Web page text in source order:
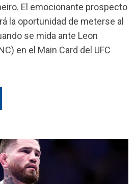
El emocionante prospecto
la oportunidad de meterse al
se mida ante Leon
en el Main Card del UFC